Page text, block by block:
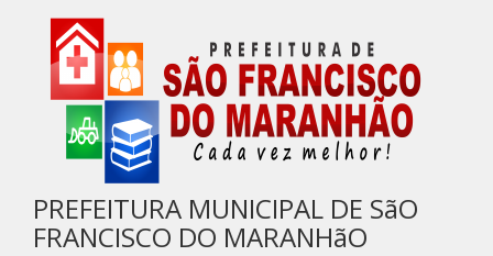
PREFEITURA MUNICIPAL DE SãO
FRANCISCO DO MARANHãO